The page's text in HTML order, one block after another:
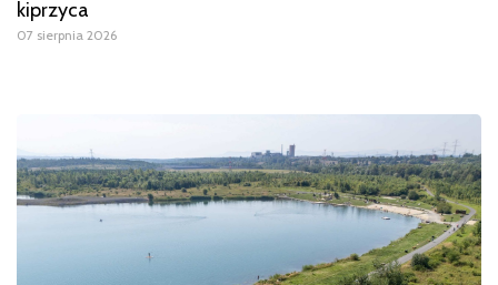
kiprzyca
07 sierpnia 2026